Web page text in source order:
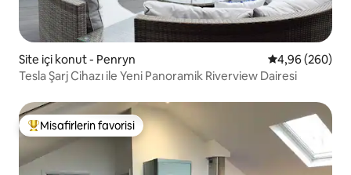
Site içi konut - Penryn 5 üzerinden
4,96 (260)
Tesla Şarj Cihazı ile Yeni Panoramik Riverview Dairesi
Misafirlerin favorilerinden en beğenilenler arasında
Misafirlerin favorisi